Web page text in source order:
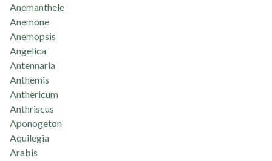
Anemanthele
Anemone
Anemopsis
Angelica
Antennaria
Anthemis
Anthericum
Anthriscus
Aponogeton
Aquilegia
Arabis